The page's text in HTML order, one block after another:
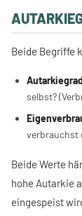
Beide Begriffe
selbst?
verbrauchst
Beide Werte
hohe Autarkie
eingespeist